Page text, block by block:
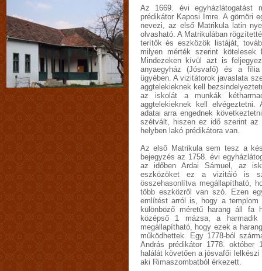
Az 1669. évi egyházlátogatást
prédikátor Kaposi Imre. A gömöri
nevezi, az első Matrikula latin
olvasható. A Matrikulában
terítők és eszközök listáját,
milyen mérték szerint kötelesek
Mindezeken kívül azt is
anyaegyház (Jósvafő) és a
ügyében. A vizitátorok javaslata
aggtelekieknek kell
az iskolát a munkák
aggtelekieknek kell
adatai arra engednek
szétvált, hiszen ez idő szerint az
helyben lakó prédikátora van.
Az első Matrikula sem tesz a
bejegyzés az 1758. évi
az időben Ardai Sámuel, az
eszközöket ez a vizitáió is
összehasonlítva megállapítható,
több eszközről van szó. Ezen
említést arról is, hogy a templom
különböző méretű harang áll fa
középső 1 mázsa, a
megállapítható, hogy ezek a
működhettek. Egy 1778-ból
András prédikátor 1778. október
halálát követően a jósvafői
aki Rimaszombatból érkezett.